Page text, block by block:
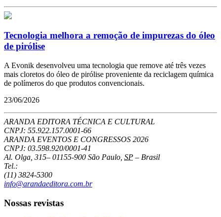
Tecnologia melhora a remoção de impurezas do óleo
de pirólise
A Evonik desenvolveu uma tecnologia que remove até três vezes
mais cloretos do óleo de pirólise proveniente da reciclagem química
de polímeros do que produtos convencionais.
23/06/2026
ARANDA EDITORA TÉCNICA E CULTURAL
CNPJ: 55.922.157.0001-66
ARANDA EVENTOS E CONGRESSOS 2026
CNPJ: 03.598.920/0001-41
Al. Olga, 315– 01155-900 São Paulo SP – Brasil
Tel.:
(11) 3824-5300
info@arandaeditora.com.br
Nossas revistas